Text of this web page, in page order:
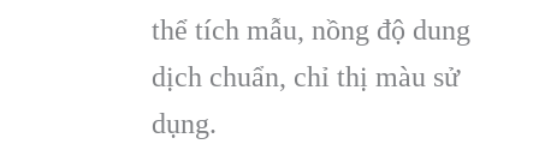
thể tích mẫu, nồng độ dung
dịch chuẩn, chỉ thị màu sử
dụng.